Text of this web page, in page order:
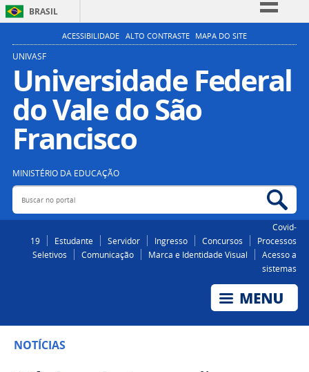
BRASIL
Simplifique!
Participe
Acesso à informação
Legislação
ACESSIBILIDADE ALTO CONTRASTE MAPA DO SITE
UNIVASF
Universidade Federal
do Vale do São
Francisco
MINISTÉRIO DA EDUCAÇÃO
Buscar no portal
Covid-
19
Estudante Servidor Ingresso Concursos
Processos
Seletivos
Comunicação Marca e Identidade Visual
Acesso a
sistemas
NOTÍCIAS